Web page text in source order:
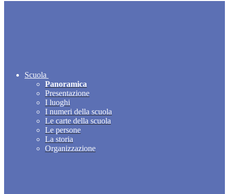
Scuola
Panoramica
Presentazione
I luoghi
I numeri della scuola
Le carte della scuola
Le persone
La storia
Organizzazione